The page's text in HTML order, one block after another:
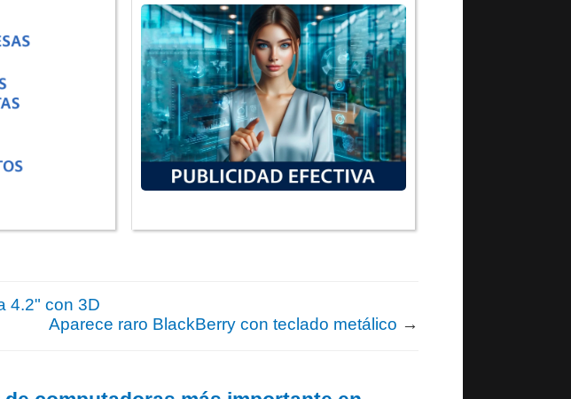
4.2" con 3D
Aparece raro BlackBerry con teclado metálico →